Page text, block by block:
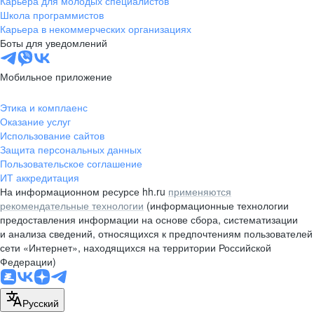
Минск
пр-т Дзержинского, д. 57,
10 этаж, помещение 45-1
pr@rabota.by
Алматы
пр. Абая, д. 151, БЦ Алатау,
12 этаж, офис 1209
+7 727 232-13-13
pr@headhunter.com.kz
Школа программистов
Карьера в некоммерческих организациях
Боты для уведомлений
Мобильное приложение
Этика и комплаенс
Оказание услуг
Использование сайтов
Защита персональных данных
Пользовательское соглашение
ИТ аккредитация
На информационном ресурсе hh.ru применяются
рекомендательные технологии (информационные технологии
предоставления информации на основе сбора, систематизации
и анализа сведений, относящихся к предпочтениям пользователей
сети «Интернет», находящихся на территории Российской
Федерации)
Русский